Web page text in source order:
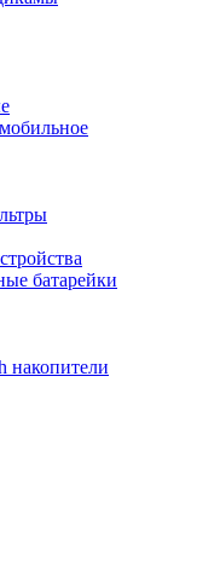
батарейки
накопители